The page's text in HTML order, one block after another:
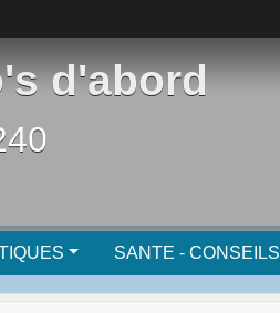
d'abord
SANTE - CONSEILS